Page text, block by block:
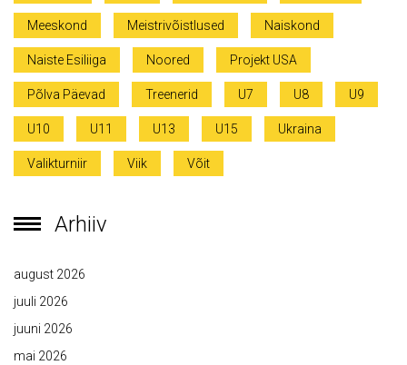
Meeskond Meistrivõistlused Naiskond
Naiste Esiliiga Noored Projekt USA
Põlva Päevad Treenerid U7 U8 U9
U10 U11 U13 U15 Ukraina
Valikturniir Viik Võit
Arhiiv
august 2026
juuli 2026
juuni 2026
mai 2026